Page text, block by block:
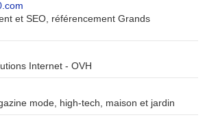
et SEO, référencement Grands
Internet - OVH
mode, high-tech, maison et jardin